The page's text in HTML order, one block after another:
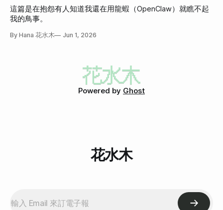
這篇是在抱怨有人知道我還在用龍蝦（OpenClaw）就瞧不起
我的鳥事。
By Hana 花水木 Jun 1, 2026
Powered by Ghost
花水木